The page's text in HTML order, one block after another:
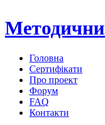
Головна
Сертифікати
Про проект
Форум
FAQ
Контакти